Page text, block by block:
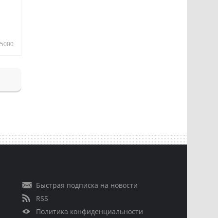
5000
Быстрая подписка на новости
RSS
Политика конфиденциальности